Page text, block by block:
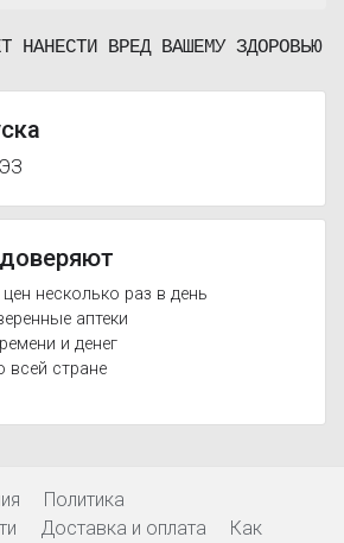
НАНЕСТИ ВРЕД ВАШЕМУ ЗДОРОВЬЮ
несколько раз в день
аптеки
и денег
всей стране
Политика
Доставка и оплата Как